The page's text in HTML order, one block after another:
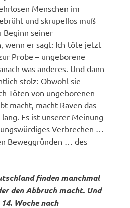
Menschen im
und skrupellos muß
Beginn seiner
wenn er sagt: Ich töte jetzt
Probe – ungeborene
was anderes. Und dann
stolz: Obwohl sie
Töten von ungeborenen
macht, macht Raven das
Es ist unserer Meinung
Verbrechen …
Beweggründen … des
finden manchmal
den Abbruch macht. Und
Woche nach